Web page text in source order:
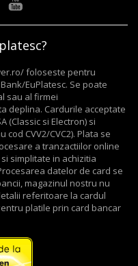
foloseste pentru
EuPlatesc. Se poate
sau al firmei
deplina. Cardurile acceptate
(Classic si Electron) si
cod CVV2/CVC2). Plata se
a tranzactiilor online
simplitate in achizitia
datelor de card se
magazinul nostru nu
referitoare la cardul
platile prin card bancar